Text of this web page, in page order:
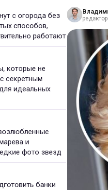
с огорода без
способов,
работают
которые не
секретным
идеальных
и
фото звезд
банки